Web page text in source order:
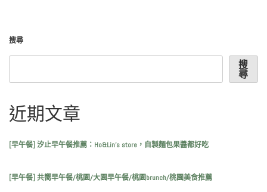
搜尋
搜
尋
近期文章
[早午餐] 汐止早午餐推薦：Ho&Lin’s store，自製麵包果醬都好吃
[早午餐] 共嚮早午餐/桃園/大園早午餐/桃園brunch/桃園美食推薦